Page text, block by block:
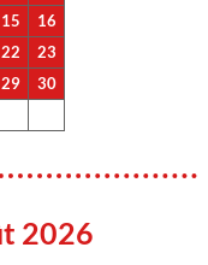
15
16
22
23
29
30
2026